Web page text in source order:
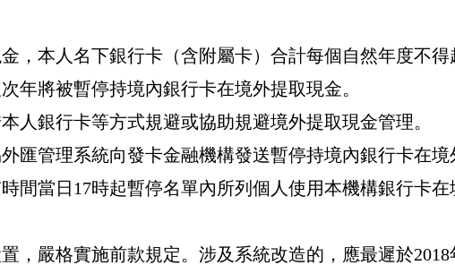
，本人名下銀行卡（含附屬卡）合計每個自然年度不得
年將被暫停持境內銀行卡在境外提取現金。
人銀行卡等方式規避或協助規避境外提取現金管理。
匯管理系統向發卡金融機構發送暫停持境內銀行卡在境
間當日 17時起暫停名單內所列個人使用本機構銀行卡在
，嚴格實施前款規定。涉及系統改造的，應最遲於2018